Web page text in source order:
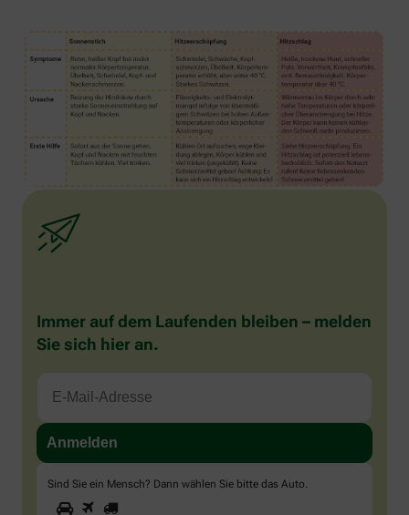
Immer auf dem Laufenden bleiben – melden
Sie sich hier an.
Sind Sie ein Mensch? Dann wählen Sie bitte das Auto
1 2